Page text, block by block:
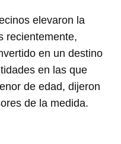
elevaron la
recientemente,
en un destino
en las que
de edad, dijeron
de la medida.